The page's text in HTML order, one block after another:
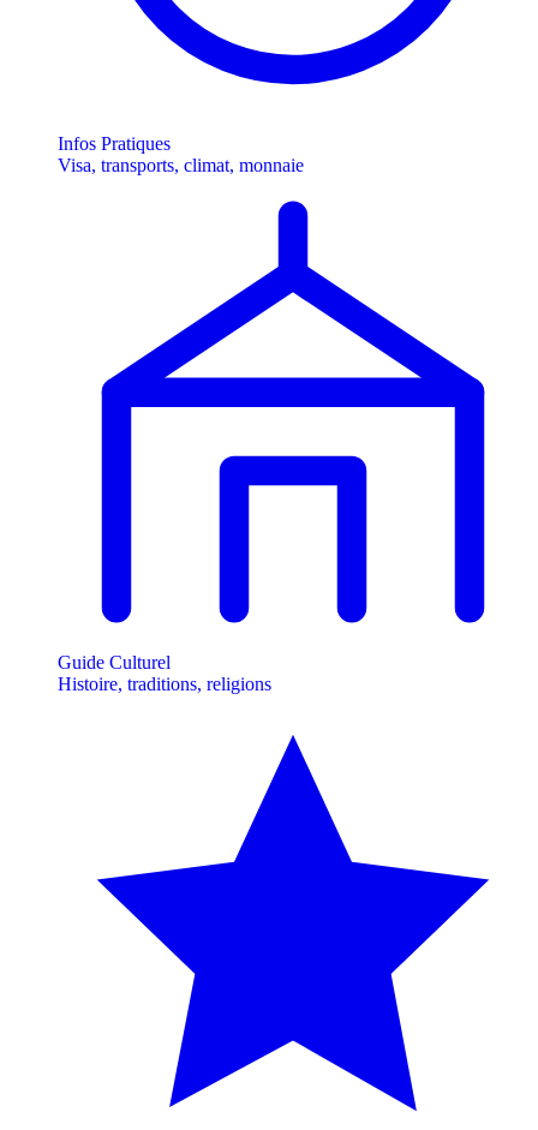
Infos Pratiques
Visa, transports, climat, monnaie
Guide Culturel
Histoire, traditions, religions